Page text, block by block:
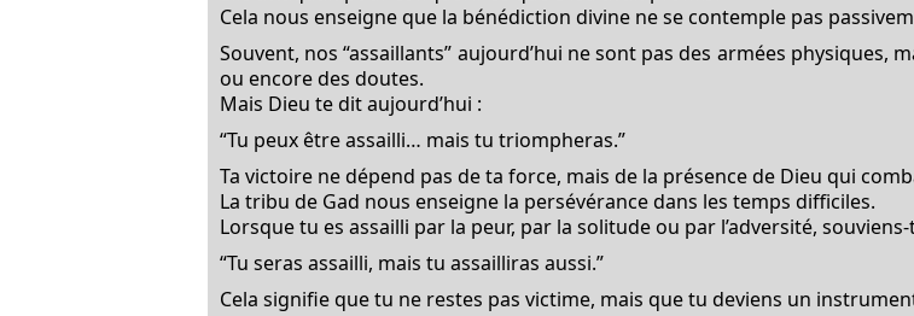
Cela nous enseigne que la bénédiction divine ne se contemple pas
Souvent, nos “assaillants” aujourd’hui ne sont pas des armées physiques,
ou encore des doutes.
Mais Dieu te dit aujourd’hui :
“Tu peux être assailli… mais tu triompheras.”
Ta victoire ne dépend pas de ta force, mais de la présence de Dieu qui
La tribu de Gad nous enseigne la persévérance dans les temps difficiles.
Lorsque tu es assailli par la peur, par la solitude ou par l’adversité,
“Tu seras assailli, mais tu assailliras aussi.”
Cela signifie que tu ne restes pas victime, mais que tu deviens un